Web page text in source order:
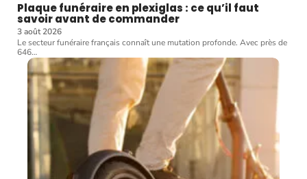
Plaque funéraire en plexiglas : ce qu’il faut
savoir avant de commander
3 août 2026
Le secteur funéraire français connaît une mutation profonde. Avec près de
646…